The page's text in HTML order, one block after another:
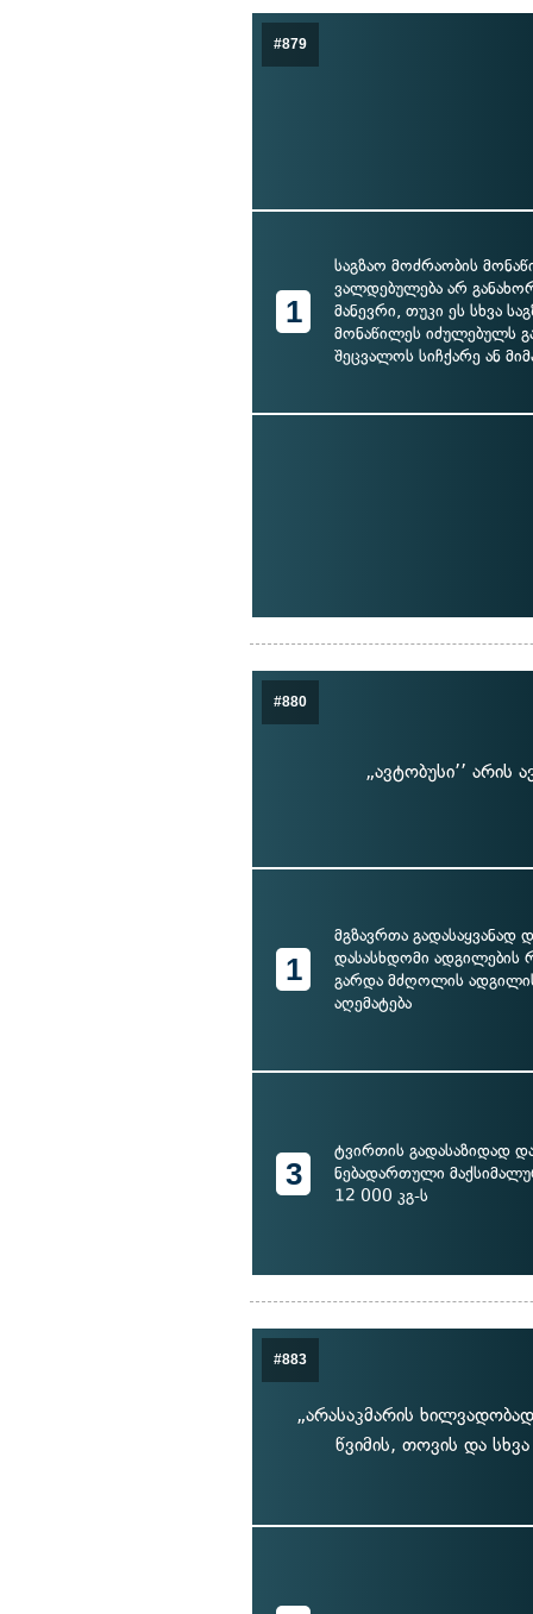
#879
1
საგზაო მოძრაობის
ვალდებულება არ
მანევრი, თუკი ეს სხვა
მონაწილეს იძულებულს
შეცვალოს სიჩქარე ან
#880
„ავტობუსი’’
1
მგზავრთა
დასასხდომი ადგილების
გარდა მძღოლის
აღემატება
3
ტვირთის გადასაზიდად
ნებადართული
12 000 კგ-ს
#883
„არასაკმარის
წვიმის, თოვის და